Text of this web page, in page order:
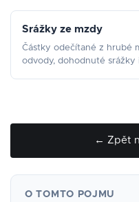
Srážky ze mzdy
Částky odečítané z hrubé
odvody, dohodnuté srážky
← Zpět
O TOMTO POJMU